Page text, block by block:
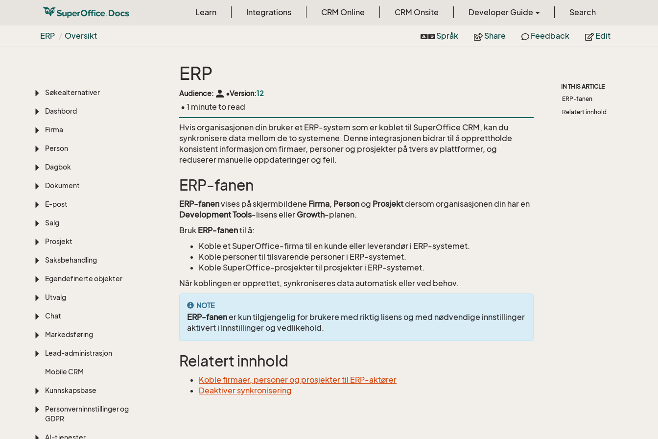
Learn Integrations CRM Online CRM Onsite Developer Guide Search
ERP Oversikt Språk Share Feedback Edit
Oversikt
Introduksjon
Søkealternativer
Dashbord
Firma
Person
Dagbok
Dokument
E-post
Salg
Prosjekt
Saksbehandling
Egendefinerte objekter
Utvalg
Chat
Markedsføring
Lead-administrasjon
Mobile CRM
Kunnskapsbase
Personverninnstillinger og
GDPR
AI-tjenester
ERP
Audience: person •Version:12
• 1 minute to read
Hvis organisasjonen din bruker et ERP-system som er koblet til SuperOffice CRM, kan du
synkronisere data mellom de to systemene. Denne integrasjonen bidrar til å opprettholde
konsistent informasjon om firmaer, personer og prosjekter på tvers av plattformer, og
reduserer manuelle oppdateringer og feil.
ERP-fanen
ERP-fanenvises på skjermbildene Firma, Personog Prosjektdersom organisasjonen din har en
Development Tools-lisens eller Growth-planen.
Bruk ERP-fanentil å:
Koble et SuperOffice-firma til en kunde eller leverandør i ERP-systemet.
Koble personer til tilsvarende personer i ERP-systemet.
Koble SuperOffice-prosjekter til prosjekter i ERP-systemet.
Når koblingen er opprettet, synkroniseres data automatisk eller ved behov.
NOTE
ERP-fanener kun tilgjengelig for brukere med riktig lisens og med nødvendige innstillinger
aktivert i Innstillinger og vedlikehold.
Relatert innhold
Koble firmaer, personer og prosjekter til ERP-aktører
Deaktiver synkronisering
IN THIS ARTICLE
ERP-fanen
Relatert innhold